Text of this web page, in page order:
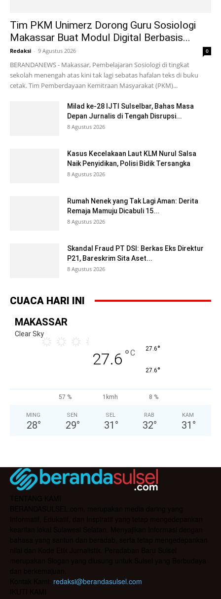
Tim PKM Unimerz Dorong Guru Sosiologi
Makassar Buat Modul Digital Berbasis...
Redaksi - 9 Agustus 2026 0
BERANDANEWS - Makassar, Pembelajaran Sosiologi di tingkat
sekolah menengah atas kini tak lagi sebatas hafalan teks di buku
cetak. Tim Pemberdayaan Kemitraan Masyarakat (PKM)...
Milad ke-28 IJTI Sulselbar, Bahas Masa
Depan Jurnalis di Tengah Disrupsi...
8 Agustus 2026
Kasus Kecelakaan Laut KLM Nurul Salsa
Naik Penyidikan, Polisi Bidik Tersangka
8 Agustus 2026
Rumah Nenek yang Tak Lagi Aman: Derita
Remaja Mamuju Dicabuli 15...
8 Agustus 2026
Skandal Fraud PT DSI: Berkas Eks Direktur
P21, Bareskrim Sita Aset...
8 Agustus 2026
CUACA HARI INI
MAKASSAR
Clear Sky
27.6 °C 27.6°
27.6°
57 % 1kmh 8 %
MING
28°
SEN
29°
SEL
31 °
RAB
32°
KAM
31 °
redaksi@berandasulsel.com